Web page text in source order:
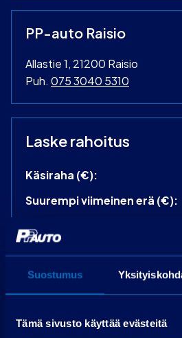
Suostumus
Tämä sivusto käyttää evästeitä
PP-auto Raisio
Allastie 1, 21200 Raisio
Puh. 075 3040 5310
Laske rahoitus
Käsiraha (€):
Suurempi viimeinen erä (€):
Rahoitettava osuus